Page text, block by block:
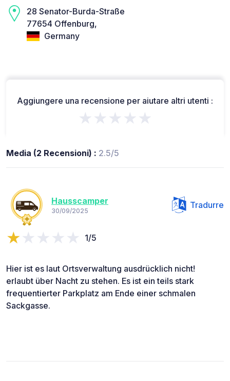
28 Senator-Burda-Straße
77654 Offenburg,
Germany
Aggiungere una recensione per aiutare altri utenti :
★★★★★
Media (2 Recensioni) : 2.5/5
Hausscamper
30/09/2025
Tradurre
1/5
Hier ist es laut Ortsverwaltung ausdrücklich nicht!
erlaubt über Nacht zu stehen. Es ist ein teils stark
frequentierter Parkplatz am Ende einer schmalen
Sackgasse.